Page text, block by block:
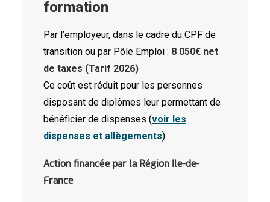
formation
Par l’employeur, dans le cadre du CPF de
transition ou par Pôle Emploi : 8 050€ net
de taxes (Tarif 2026)
Ce coût est réduit pour les personnes
disposant de diplômes leur permettant de
bénéficier de dispenses (voir les
dispenses et allègements)
Action financée par la Région Ile-de-
France